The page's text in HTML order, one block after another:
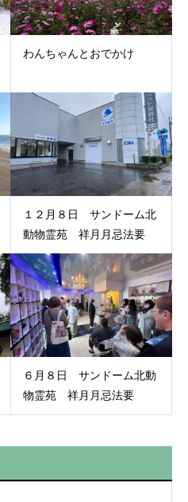
わんちゃんとおでかけ
１２月８日 サンドーム北
動物霊苑 祥月月忌法要
６月８日 サンドーム北動
物霊苑 祥月月忌法要